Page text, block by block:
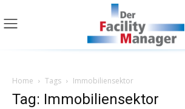
Home Tags Immobiliensektor
Tag: Immobiliensektor